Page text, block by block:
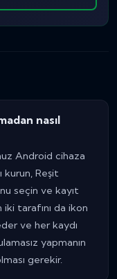
nasıl
Android cihaza
kurun, Reşit
seçin ve kayıt
iki tarafını da ikon
ve her kaydı
yapmanın
gerekir.